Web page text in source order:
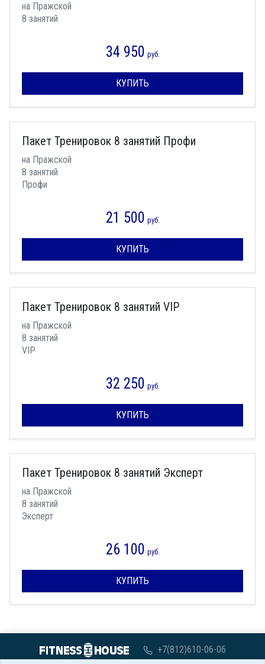
на Пражской
8 занятий
34 950 руб.
КУПИТЬ
Пакет Тренировок 8 занятий Профи
на Пражской
8 занятий
Профи
21 500 руб.
КУПИТЬ
Пакет Тренировок 8 занятий VIP
на Пражской
8 занятий
VIP
32 250 руб.
КУПИТЬ
Пакет Тренировок 8 занятий Эксперт
на Пражской
8 занятий
Эксперт
26 100 руб.
КУПИТЬ
+7(812)610-06-06